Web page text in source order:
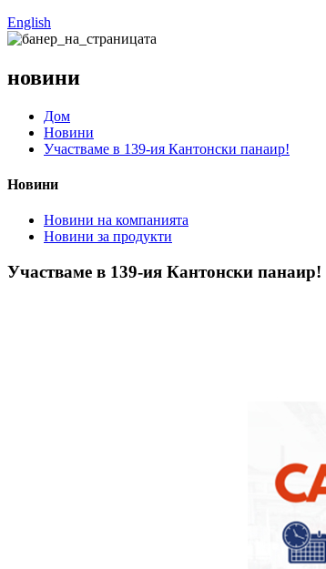
English
новини
Дом
Новини
Участваме в 139-ия Кантонски панаир!
Новини
Новини на компанията
Новини за продукти
Участваме в 139-ия Кантонски панаир!